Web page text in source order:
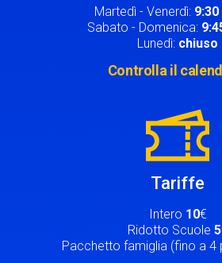
Martedì - Venerdì:
Sabato - Domenica:
Lunedì: chiuso
Controlla il
Tariffe
Intero 10€
Ridotto Scuole 5
Pacchetto famiglia (fino a 4